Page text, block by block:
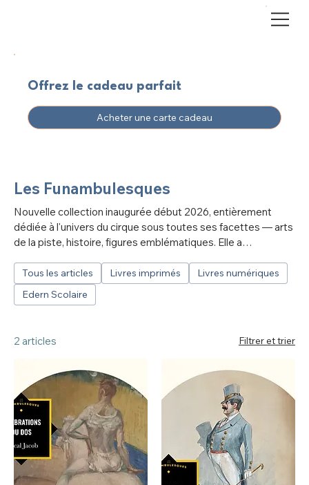
Offrez le cadeau parfait
Acheter une carte cadeau
Les Funambulesques
Nouvelle collection inaugurée début 2026, entièrement
dédiée à l'univers du cirque sous toutes ses facettes — arts
de la piste, histoire, figures emblématiques. Elle a
Jacob, historien et spécialiste des arts du cirque.
Tous les articles Livres imprimés
Livres numériques
Edern Scolaire
2 articles Filtrer et trier